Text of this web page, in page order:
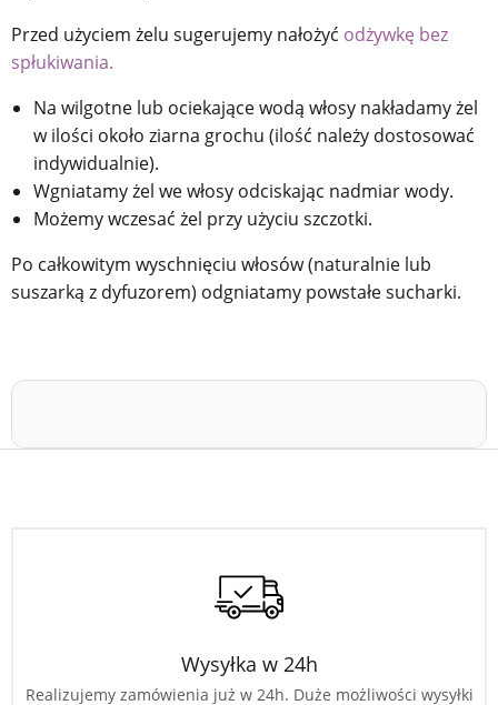
Przed użyciem żelu sugerujemy nałożyć odżywkę bez
spłukiwania.
Na wilgotne lub ociekające wodą włosy nakładamy żel
w ilości około ziarna grochu (ilość należy dostosować
indywidualnie).
Wgniatamy żel we włosy odciskając nadmiar wody.
Możemy wczesać żel przy użyciu szczotki.
Po całkowitym wyschnięciu włosów (naturalnie lub
suszarką z dyfuzorem) odgniatamy powstałe sucharki.
Wysyłka w 24h
Realizujemy zamówienia już w 24h. Duże możliwości wysyłki